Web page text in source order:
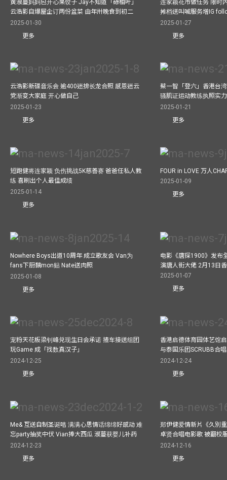
黄淑蔓妈妈包开心果饺子 Jay不知道「碌柚叶」
云浩影自爆屋企订两份盆菜 由年卅晚食到初二
2025-01-30
更多
连家颖花市做任务 限时
摊档送叫喊服务增IG
2025-01-27
更多
云浩影新碟音乐会 逾400迷排长龙合照 感恩迷云
党渐变大家庭 开心做自己
2025-01-23
更多
蔡一智「登六」香港台
骚肌证运动教练执照实
2025-01-21
更多
短跑健将连家颖 负伤挑战5K慈善赛 爸爸任私人教
练 喜刷出个人最佳成绩
2025-01-14
更多
FOUR in LOVE 万人
2025-01-09
更多
Nowhere Boys出道10周年 成立歌友会 Van为
fans下厨黐mon贴 Nate送肉照
2025-01-08
更多
电影《唐探1900》发布
演唐人街大佬 2月13日
2025-01-07
更多
宠粉天花板梁钊峰兑现生日会承诺 揸车接送组团
玩Game 成「找数真汉子」
2024-12-25
更多
香港启德体育园体艺馆
与泰国乐团SCRUBB合
2024-12-24
更多
Me& 互送自制圣诞咭 满满心思情话绵绵好感动 难
忘party抽奖中伏 Vian捧大西瓜 淑蔓获婴儿补药
2024-12-23
更多
郑伊健爱情新片《久別
卓贤合唱电影歌 被翻校
2024-12-16
更多